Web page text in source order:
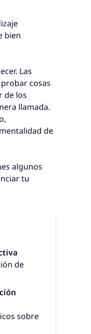
bien
Las
cosas
de los
llamada.
de
algunos
tu
de
sobre